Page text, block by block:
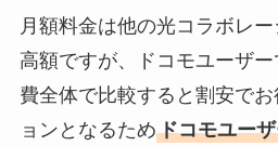
月額料金は他の光コラボレ
高額ですが、ドコモユーザ
費全体で比較すると割安で
ョンとなるためドコモユー